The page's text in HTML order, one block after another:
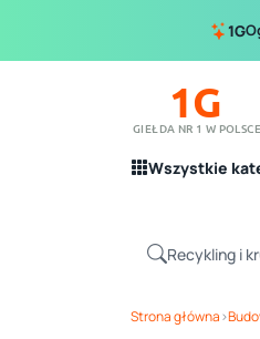
1G
1G
GIEŁDA NR 1 W POLSCE
Wszystkie
Strona główna›